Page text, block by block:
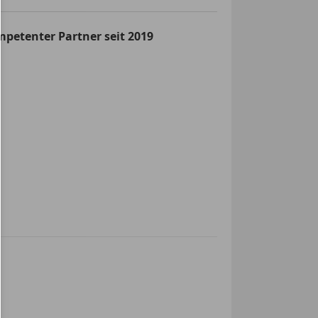
Zentralverriegelung
Partner seit 2019